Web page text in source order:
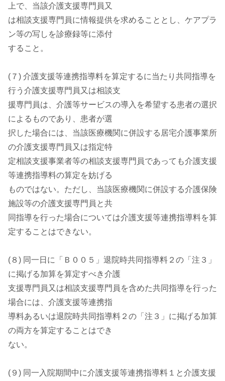
上で、当該介護支援専門員又
は相談支援専門員に情報提供を求めることとし、ケアプラ
ン等の写しを診療録等に添付
すること。
(７) 介護支援等連携指導料を算定するに当たり共同指導を
行う介護支援専門員又は相談支
援専門員は、介護等サービスの導入を希望する患者の選択
によるものであり、患者が選
択した場合には、当該医療機関に併設する居宅介護事業所
の介護支援専門員又は指定特
定相談支援事業者等の相談支援専門員であっても介護支援
等連携指導料の算定を妨げる
ものではない。ただし、当該医療機関に併設する介護保険
施設等の介護支援専門員と共
同指導を行った場合については介護支援等連携指導料を算
定することはできない。
(８) 同一日に「Ｂ００５」退院時共同指導料２の「注３」
に掲げる加算を算定すべき介護
支援専門員又は相談支援専門員を含めた共同指導を行った
場合には、介護支援等連携指
導料あるいは退院時共同指導料２の「注３」に掲げる加算
の両方を算定することはでき
ない。
(９) 同一入院期間中に介護支援等連携指導料１と介護支援